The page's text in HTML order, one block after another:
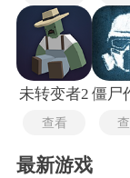
未转变者2
查看
最新游戏